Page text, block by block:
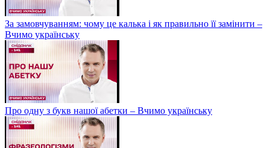
За замовчуванням: чому це калька і як правильно її замінити –
Вчимо українську
Про одну з букв нашої абетки – Вчимо українську